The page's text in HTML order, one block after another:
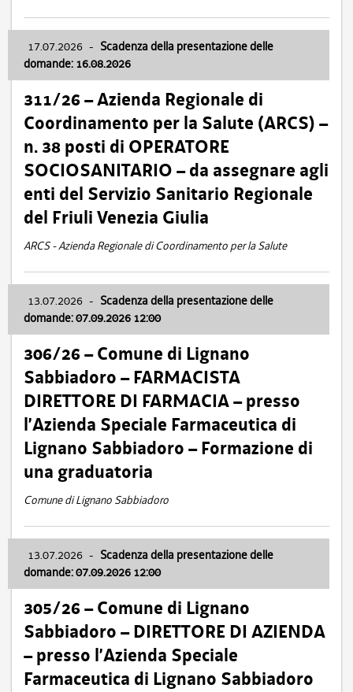
17.07.2026 - Scadenza della presentazione delle
domande: 16.08.2026
311/26 – Azienda Regionale di
Coordinamento per la Salute (ARCS) –
n. 38 posti di OPERATORE
SOCIOSANITARIO – da assegnare agli
enti del Servizio Sanitario Regionale
del Friuli Venezia Giulia
ARCS - Azienda Regionale di Coordinamento per la Salute
13.07.2026 - Scadenza della presentazione delle
domande: 07.09.2026 12:00
306/26 – Comune di Lignano
Sabbiadoro – FARMACISTA
DIRETTORE DI FARMACIA – presso
l’Azienda Speciale Farmaceutica di
Lignano Sabbiadoro – Formazione di
una graduatoria
Comune di Lignano Sabbiadoro
13.07.2026 - Scadenza della presentazione delle
domande: 07.09.2026 12:00
305/26 – Comune di Lignano
Sabbiadoro – DIRETTORE DI AZIENDA
– presso l’Azienda Speciale
Farmaceutica di Lignano Sabbiadoro